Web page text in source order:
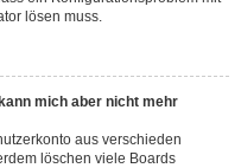
lösen muss.
mich aber nicht mehr
aus verschieden
löschen viele Boards